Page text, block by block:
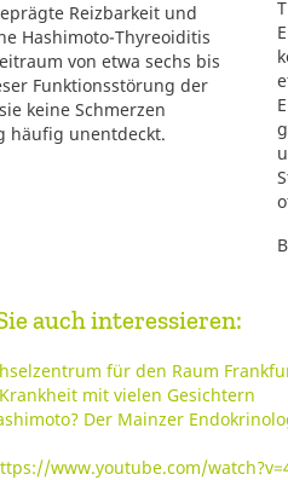
Reizbarkeit und
Hashimoto-Thyreoiditis
von etwa sechs bis
Funktionsstörung der
keine Schmerzen
häufig unentdeckt.
auch interessieren:
für den Raum
mit vielen Gesichtern
Der Mainzer
www.youtube.com/